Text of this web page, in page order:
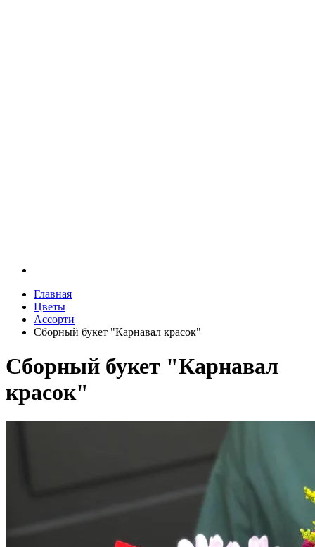
Главная
Цветы
Ассорти
Сборный букет "Карнавал красок"
Сборный букет "Карнавал
красок"